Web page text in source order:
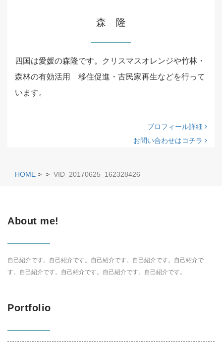
森 隆
四国は愛媛の森隆です。クリスマスオレンジや竹林・
森林の有効活用 移住促進・古民家再生などを行って
います。
プロフィール詳細
お問い合わせはコチラ
HOME > > VID_20170625_162328426
About me!
自己紹介です。自己紹介です。自己紹介です。自己紹介です。自己紹介で
す。自己紹介です。自己紹介です。自己紹介です。自己紹介です。
Portfolio